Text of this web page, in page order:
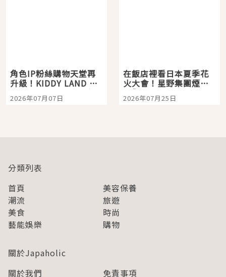
角色IP粉絲購物天堂再
升級！KIDDY LAND 原
宿店吉伊卡哇迎客，新
開幕 OMOKADO 店3分
2026年07月07日
在飯店裡看日本夏季花
火大會！星野集團煙火
景觀飯店6選，讓你不用
人擠人悠閒欣賞
2026年07月25日
分類列表
首頁
美容保養
潮流
旅遊
美食
時尚
藝能娛樂
購物
關於Japaholic
關於我們
免責事項